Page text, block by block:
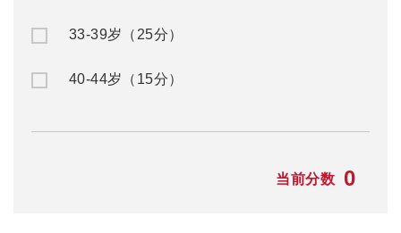
33-39岁（25分）
40-44岁（15分）
当前分数 0